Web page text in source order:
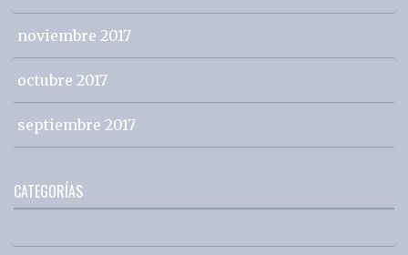
noviembre 2017
octubre 2017
septiembre 2017
CATEGORÍAS